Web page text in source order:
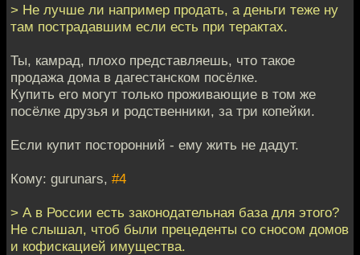
> Не лучше ли например продать, а деньги теже ну
там пострадавшим если есть при терактах.
Ты, камрад, плохо представляешь, что такое
продажа дома в дагестанском посёлке.
Купить его могут только проживающие в том же
посёлке друзья и родственники, за три копейки.
Если купит посторонний - ему жить не дадут.
Кому: gurunars, #4
> А в России есть законодательная база для этого?
Не слышал, чтоб были прецеденты со сносом домов
и кофискацией имущества.